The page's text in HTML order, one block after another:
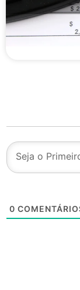
Factoring
tributário
0